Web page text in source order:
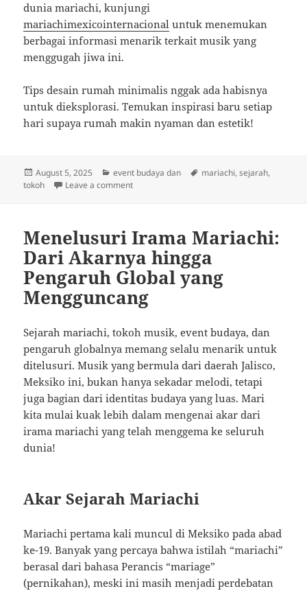
dunia mariachi, kunjungi
mariachimexicointernacional untuk menemukan
berbagai informasi menarik terkait musik yang
menggugah jiwa ini.
Tips desain rumah minimalis nggak ada habisnya
untuk dieksplorasi. Temukan inspirasi baru setiap
hari supaya rumah makin nyaman dan estetik!
Posted
on
August 5, 2025 Categories
event budaya dan Tags
mariachi,sejarah,
tokoh
Leave a commenton Melodi Mariachi: Menelusuri Jejak Musik
Menelusuri Irama Mariachi:
Dari Akarnya hingga
Pengaruh Global yang
Mengguncang
Sejarah mariachi, tokoh musik, event budaya, dan
pengaruh globalnya memang selalu menarik untuk
ditelusuri. Musik yang bermula dari daerah Jalisco,
Meksiko ini, bukan hanya sekadar melodi, tetapi
juga bagian dari identitas budaya yang luas. Mari
kita mulai kuak lebih dalam mengenai akar dari
irama mariachi yang telah menggema ke seluruh
dunia!
Akar Sejarah Mariachi
Mariachi pertama kali muncul di Meksiko pada abad
ke-19. Banyak yang percaya bahwa istilah “mariachi”
berasal dari bahasa Perancis “mariage”
(pernikahan), meski ini masih menjadi perdebatan